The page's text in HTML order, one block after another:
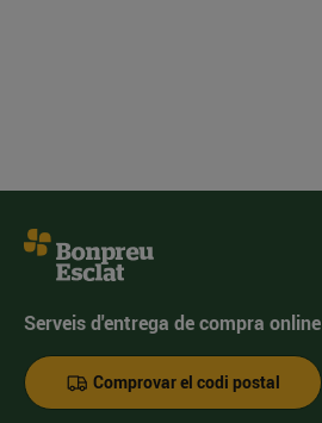
Serveis d'entrega de compra online
Comprovar el codi postal